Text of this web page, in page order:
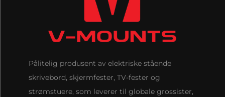
Pålitelig produsent av elektriske stående
skrivebord, skjermfester, TV-fester og
strømstuere, som leverer til globale grossister,